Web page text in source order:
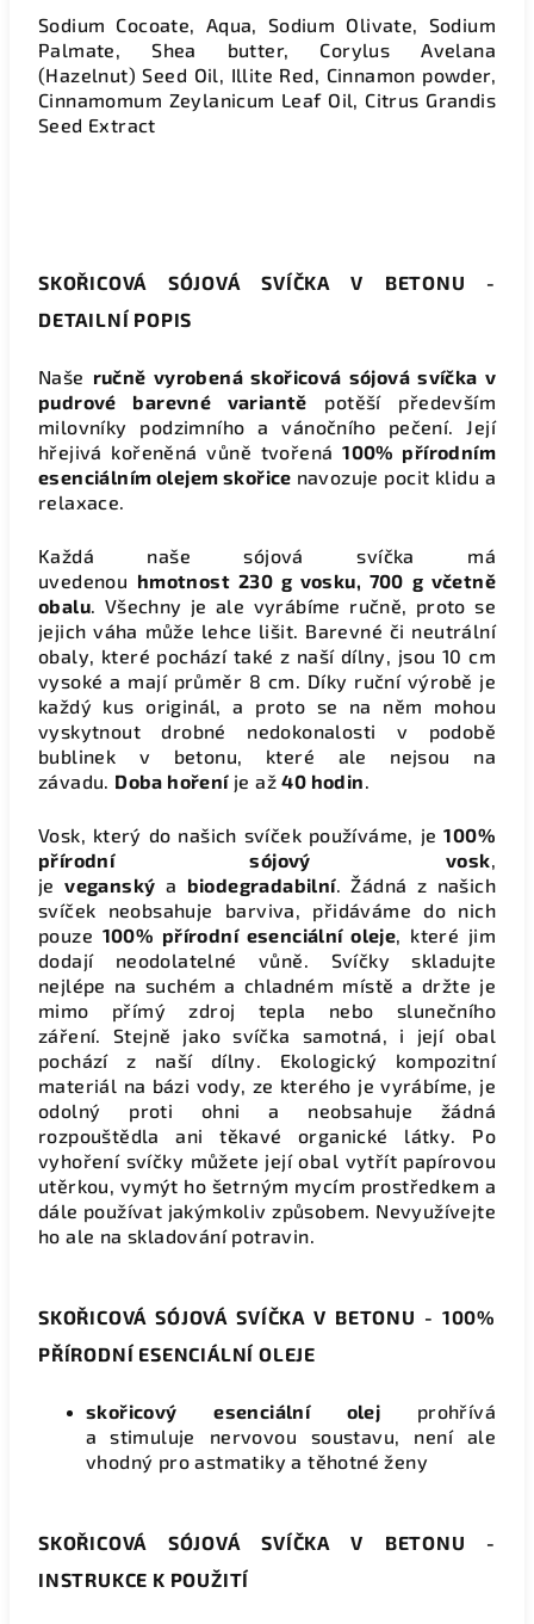
Sodium Cocoate, Aqua, Sodium Olivate, Sodium
Palmate, Shea butter, Corylus Avelana
(Hazelnut) Seed Oil, Illite Red, Cinnamon powder,
Cinnamomum Zeylanicum Leaf Oil, Citrus Grandis
Seed Extract
SKOŘICOVÁ SÓJOVÁ SVÍČKA V BETONU -
DETAILNÍ POPIS
Naše ručně vyrobená skořicová sójová svíčka v
pudrové barevné variantě potěší především
milovníky podzimního a vánočního pečení. Její
hřejivá kořeněná vůně tvořená100% přírodním
esenciálním olejem skořice navozuje pocit klidu a
relaxace.
Každá naše sójová svíčka má
uvedenou hmotnost 230 g vosku, 700 g včetně
obalu. Všechny je ale vyrábíme ručně, proto se
jejich váha může lehce lišit. Barevné či neutrální
obaly, které pochází také z naší dílny, jsou 10 cm
vysoké a mají průměr 8 cm. Díky ruční výrobě je
každý kus originál, a proto se na něm mohou
vyskytnout drobné nedokonalosti v podobě
bublinek v betonu, které ale nejsou na
závadu. Doba hořeníje až40 hodin.
Vosk, který do našich svíček používáme, je100%
přírodní sójový vosk,
jeveganský a biodegradabilní. Žádná z našich
svíček neobsahuje barviva, přidáváme do nich
pouze 100% přírodní esenciální oleje, které jim
dodají neodolatelné vůně. Svíčky skladujte
nejlépe na suchém a chladném místě a držte je
mimo přímý zdroj tepla nebo slunečního
záření. Stejně jako svíčka samotná, i její obal
pochází z naší dílny. Ekologický kompozitní
materiál na bázi vody, ze kterého je vyrábíme, je
odolný proti ohni a neobsahuje žádná
rozpouštědla ani těkavé organické látky. Po
vyhoření svíčky můžete její obal vytřít papírovou
utěrkou, vymýt ho šetrným mycím prostředkem a
dále používat jakýmkoliv způsobem. Nevyužívejte
ho ale na skladování potravin.
SKOŘICOVÁ SÓJOVÁ SVÍČKA V BETONU - 100%
PŘÍRODNÍ ESENCIÁLNÍ OLEJE
skořicový esenciální olej prohřívá
a
stimuluje nervovou soustavu, není ale
vhodný pro astmatiky a těhotné ženy
SKOŘICOVÁ SÓJOVÁ SVÍČKA V BETONU -
INSTRUKCE K POUŽITÍ